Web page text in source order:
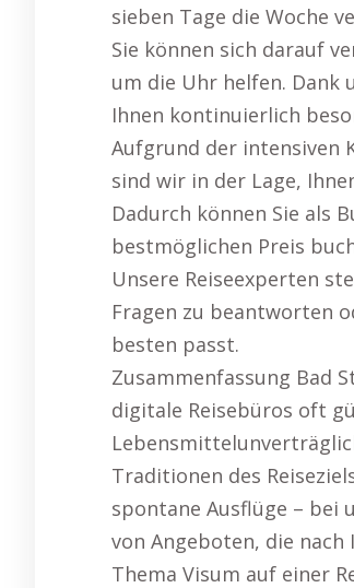
sieben Tage die Woche
Sie können sich darauf
um die Uhr helfen.
Ihnen kontinuierlich
Aufgrund der intensiven
sind wir in der Lage,
Dadurch können Sie als
bestmöglichen Preis
Unsere Reiseexperten
Fragen zu beantworten
besten passt.
Zusammenfassung Bad
digitale Reisebüros oft
Traditionen des
spontane Ausflüge – bei
von Angeboten, die
Thema Visum auf einer